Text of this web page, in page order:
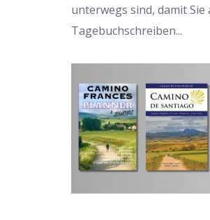
unterwegs sind, damit
Tagebuchschreiben...